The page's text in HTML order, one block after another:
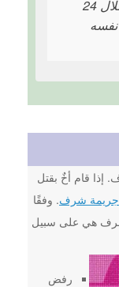
الرجل ونشرت اسمه وصورته. خلال 24
قام أخٌ بقتل
جريمة شرف. وفقًا
هي على سبيل
رفض